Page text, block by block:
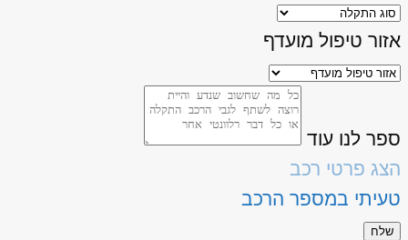
אזור טיפול מועדף
ספר לנו עוד
הצג פרטי רכב
טעיתי במספר הרכב
שלח